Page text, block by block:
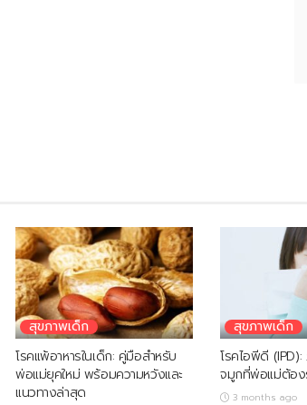
สุขภาพเด็ก
โรคแพ้อาหารในเด็ก: คู่มือสำหรับ
พ่อแม่ยุคใหม่ พร้อมความหวังและ
แนวทางล่าสุด
สุขภาพเด็ก
โรคไอพีดี
จมูกที่พ่อแม่ต้อ
3 months ago